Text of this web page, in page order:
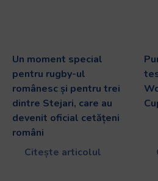
Un moment special
pentru rugby-ul
românesc și pentru trei
dintre Stejari, care au
devenit oficial cetățeni
români
Citește articolul